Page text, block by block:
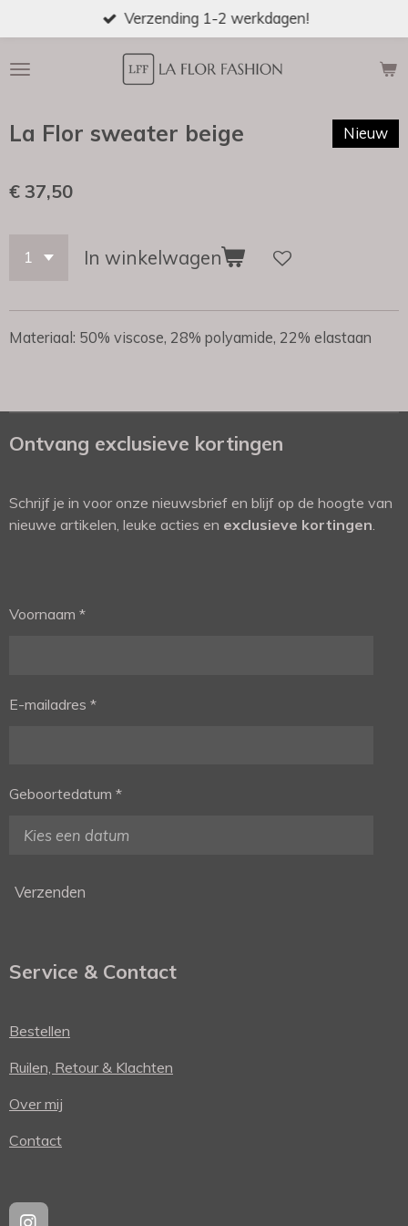
direct
naar
Verzending 1-2 werkdagen!
La Flor sweater beige Nieuw
€ 37,50
In winkelwagen
Materiaal: 50% viscose, 28% polyamide, 22% elastaan
Ontvang exclusieve kortingen
Schrijf je in voor onze nieuwsbrief en blijf op de hoogte van
nieuwe artikelen, leuke acties en exclusieve kortingen
Voornaam *
E-mailadres *
Geboortedatum *
Verzenden
Service & Contact
Bestellen
Ruilen, Retour & Klachten
Over mij
Contact